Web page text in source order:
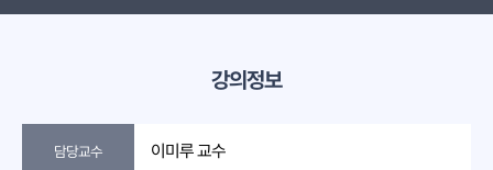
강의정보
담당교수 이미루 교수